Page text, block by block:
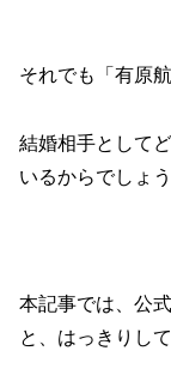
それでも「有原
結婚相手として
いるからでしょう
本記事では、公
と、はっきりし